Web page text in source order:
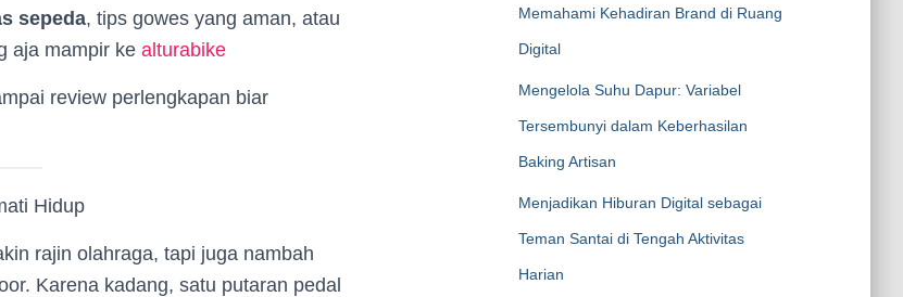
sepeda, tips gowes yang aman, atau
aja mampir ke alturabike
review perlengkapan biar
Hidup
rajin olahraga, tapi juga nambah
Karena kadang, satu putaran pedal
Memahami Kehadiran Brand di Ruang
Digital
Mengelola Suhu Dapur: Variabel
Tersembunyi dalam Keberhasilan
Baking Artisan
Menjadikan Hiburan Digital sebagai
Teman Santai di Tengah Aktivitas
Harian